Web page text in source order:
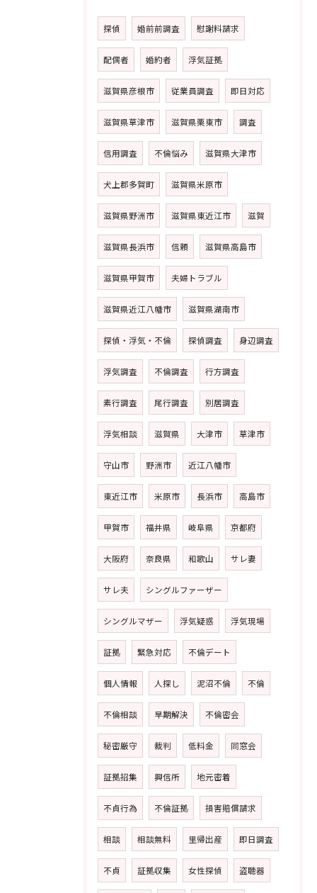
探偵 婚前前調査 慰謝料請求
配偶者 婚約者 浮気証拠
滋賀県彦根市 従業員調査 即日対応
滋賀県草津市 滋賀県栗東市 調査
信用調査 不倫悩み 滋賀県大津市
犬上郡多賀町 滋賀県米原市
滋賀県野洲市 滋賀県東近江市 滋賀
滋賀県長浜市 信頼 滋賀県高島市
滋賀県甲賀市 夫婦トラブル
滋賀県近江八幡市 滋賀県湖南市
探偵・浮気・不倫 探偵調査 身辺調査
浮気調査 不倫調査 行方調査
素行調査 尾行調査 別居調査
浮気相談 滋賀県 大津市 草津市
守山市 野洲市 近江八幡市
東近江市 米原市 長浜市 高島市
甲賀市 福井県 岐阜県 京都府
大阪府 奈良県 和歌山 サレ妻
サレ夫 シングルファーザー
シングルマザー 浮気疑惑 浮気現場
証拠 緊急対応 不倫デート
個人情報 人探し 泥沼不倫 不倫
不倫相談 早期解決 不倫密会
秘密厳守 裁判 低料金 同窓会
証拠招集 興信所 地元密着
不貞行為 不倫証拠 損害賠償請求
相談 相談無料 里帰出産 即日調査
不貞 証拠収集 女性探偵 盗聴器